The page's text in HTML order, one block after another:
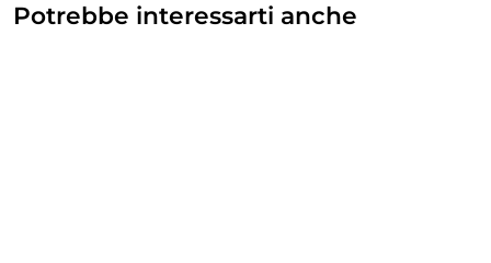
Potrebbe interessarti anche